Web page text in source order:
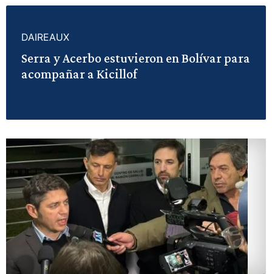
DAIREAUX
Serra y Acerbo estuvieron en Bolívar para
acompañar a Kicillof